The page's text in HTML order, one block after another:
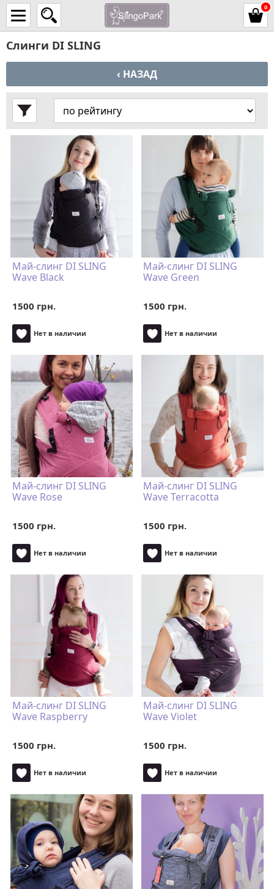
0
Слинги DI SLING
‹ НАЗАД
Май-слинг DI SLING
Wave Black
1500 грн.
Нет в наличии
Май-слинг DI SLING
Wave Green
1500 грн.
Нет в наличии
Май-слинг DI SLING
Wave Rose
1500 грн.
Нет в наличии
Май-слинг DI SLING
Wave Terracotta
1500 грн.
Нет в наличии
Май-слинг DI SLING
Wave Raspberry
1500 грн.
Нет в наличии
Май-слинг DI SLING
Wave Violet
1500 грн.
Нет в наличии